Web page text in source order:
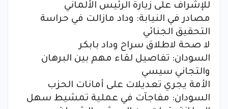
للإشراف على زيارة الرئيس الألماني
مصادر في النيابة: وداد مازالت في حراسة
التحقيق الجنائي
لا صحة لاطلاق سراح وداد بابكر
السودان: تفاصيل لقاء مهم بين البرهان
والتجاني سيسي
الأمة يجري تعديلات على أمانات الحزب
السودان: مفاجآت في عملية تمشيط سهل